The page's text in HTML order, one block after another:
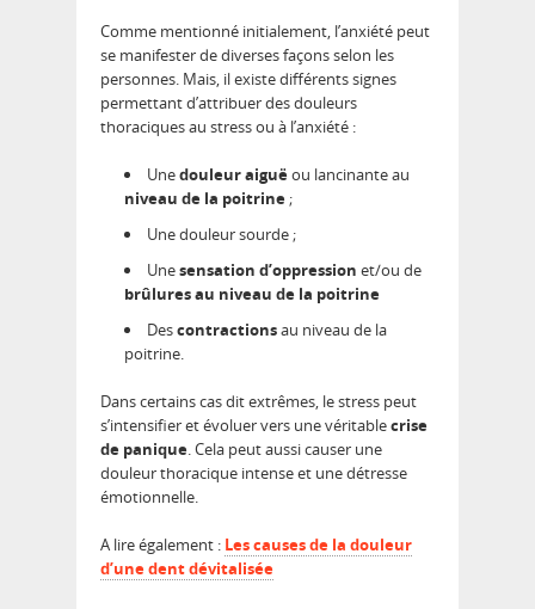
Comme mentionné initialement, l’anxiété peut
se manifester de diverses façons selon les
personnes. Mais, il existe différents signes
permettant d’attribuer des douleurs
thoraciques au stress ou à l’anxiété :
Unedouleur aiguëou lancinante au
niveau de la poitrine ;
Une douleur sourde ;
Unesensation d’oppression et/ou de
brûlures au niveau de la poitrine
Descontractionsau niveau de la
poitrine.
Dans certains cas dit extrêmes, le stress peut
s’intensifier et évoluer vers une véritablecrise
de panique. Cela peut aussi causer une
douleur thoracique intense et une détresse
émotionnelle.
A lire également : Les causes de la douleur
d’une dent dévitalisée